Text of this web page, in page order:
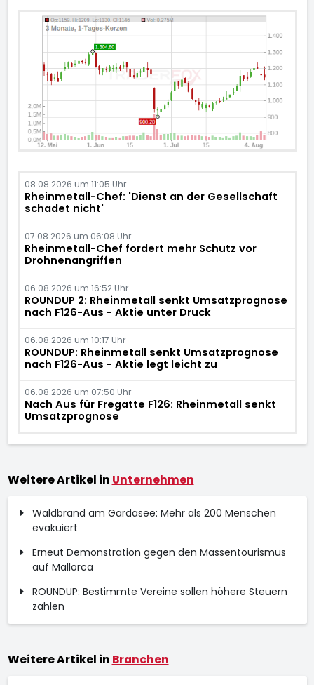
08.08.2026 um 11:05 Uhr
Rheinmetall-Chef: 'Dienst an der Gesellschaft
schadet nicht'
07.08.2026 um 06:08 Uhr
Rheinmetall-Chef fordert mehr Schutz vor
Drohnenangriffen
06.08.2026 um 16:52 Uhr
ROUNDUP 2: Rheinmetall senkt Umsatzprognose
nach F126-Aus - Aktie unter Druck
06.08.2026 um 10:17 Uhr
ROUNDUP: Rheinmetall senkt Umsatzprognose
nach F126-Aus - Aktie legt leicht zu
06.08.2026 um 07:50 Uhr
Nach Aus für Fregatte F126: Rheinmetall senkt
Umsatzprognose
Weitere Artikel in Unternehmen
Waldbrand am Gardasee: Mehr als 200 Menschen
evakuiert
Erneut Demonstration gegen den Massentourismus
auf Mallorca
ROUNDUP: Bestimmte Vereine sollen höhere Steuern
zahlen
Weitere Artikel in Branchen